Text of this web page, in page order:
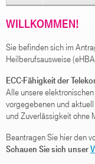
WILLKOMMEN!
Sie befinden sich im
Heilberufsausweise
ECC-Fähigkeit der
Alle unsere
vorgegebenen und
und Zuverlässigkeit ohne
Beantragen Sie hier den
Schauen Sie sich unser